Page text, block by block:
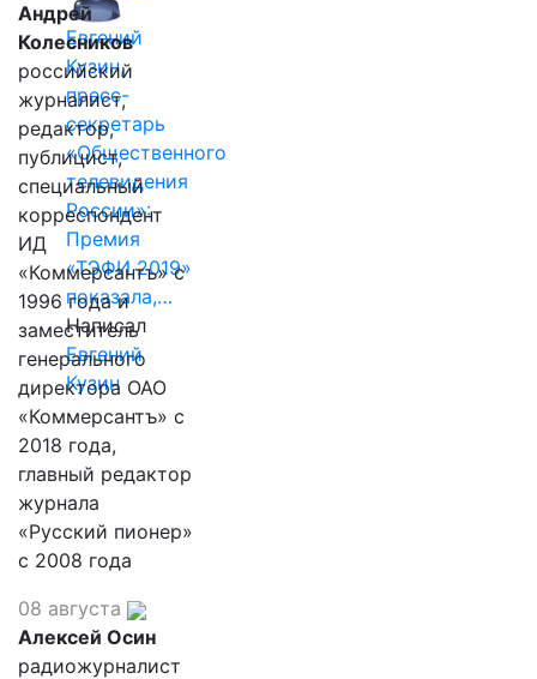
Евгений
Кузин,
пресс-
секретарь
«Общественного
телевидения
России»:
Премия
«ТЭФИ 2019»
показала,…
Написал
Евгений
Кузин
Андрей
Колесников
российский
журналист,
редактор,
публицист,
специальный
корреспондент
ИД
«Коммерсантъ» с
1996 года и
заместитель
генерального
директора ОАО
«Коммерсантъ» с
2018 года,
главный редактор
журнала
«Русский пионер»
с 2008 года
08 августа
Алексей Осин
радиожурналист